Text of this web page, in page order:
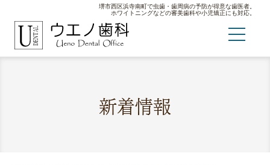
堺市西区浜寺南町で虫歯・歯周病の予防が得意な歯医者。
ホワイトニングなどの審美歯科や小児矯正にも対応。
新着情報